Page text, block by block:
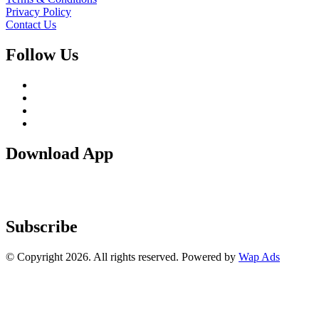
Privacy Policy
Contact Us
Follow Us
Download App
Subscribe
© Copyright 2026. All rights reserved. Powered by Wap Ads